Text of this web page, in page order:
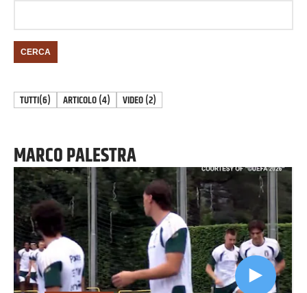
CERCA
TUTTI(6) ARTICOLO(4) VIDEO(2)
MARCO PALESTRA